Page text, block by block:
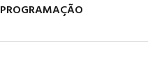
PROGRAMAÇÃO